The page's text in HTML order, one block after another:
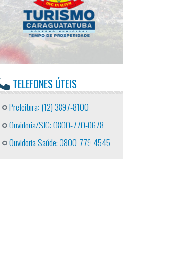
TELEFONES ÚTEIS
Prefeitura: (12) 3897-8100
Ouvidoria/SIC: 0800-770-0678
Ouvidoria Saúde: 0800-779-4545